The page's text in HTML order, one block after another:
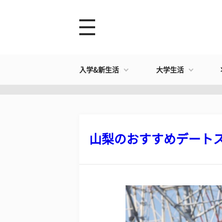
入学&新生活 大学生活
山梨のおすすめデート